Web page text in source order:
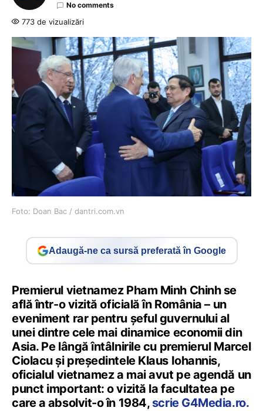
No comments
773 de vizualizări
Foto: Doan Bac / dantri.com.vn
Adaugă-ne ca sursă preferată în Google
Premierul vietnamez Pham Minh Chinh se
află într-o vizită oficială în România – un
eveniment rar pentru șeful guvernului al
unei dintre cele mai dinamice economii din
Asia. Pe lângă întâlnirile cu premierul Marcel
Ciolacu și președintele Klaus Iohannis,
oficialul vietnamez a mai avut pe agendă un
punct important: o vizită la facultatea pe
care a absolvit-o în 1984, scrie G4Media.ro.